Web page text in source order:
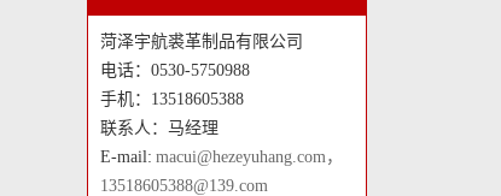
菏泽宇航裘革制品有限公司
电话：0530-5750988
手机：13518605388
联系人：马经理
E-mail: macui@hezeyuhang.com，
13518605388@139.com